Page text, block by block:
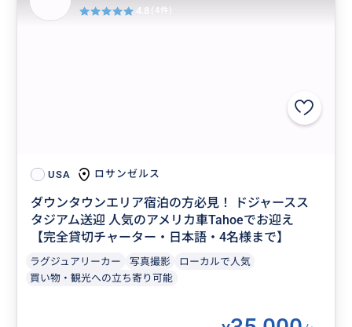
USA ロサンゼルス
ダウンタウンエリア宿泊の方必見！ ドジャースス
タジアム送迎 人気のアメリカ車Tahoeでお迎え
【完全貸切チャーター・日本語・4名様まで】
ラグジュアリーカー 写真撮影
ローカルで人気
買い物・観光への立ち寄り可能
4.8 (4件)